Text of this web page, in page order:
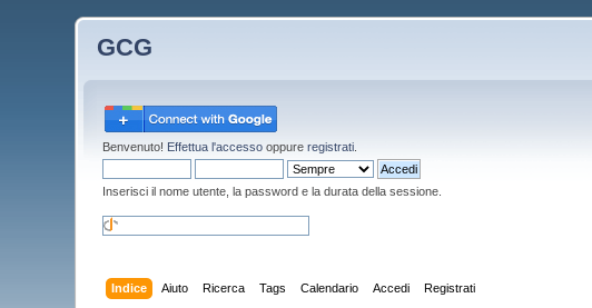
GCG
Benvenuto! Effettua l'accesso oppureregistrati
Inserisci il nome utente, la password e la durata della sessione.
Indice Aiuto Ricerca Tags Calendario Accedi Registrati